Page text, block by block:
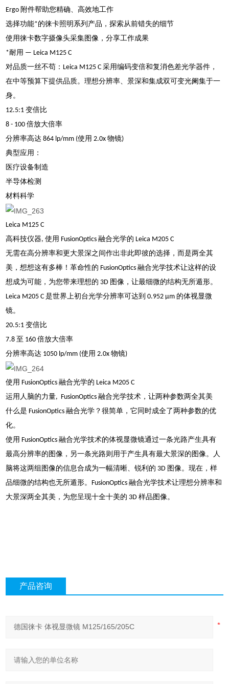
Ergo 附件帮助您精确、高效地工作
选择功能*的徕卡照明系列产品，探索从前错失的细节
使用徕卡数字摄像头采集图像，分享工作成果
*耐用 — Leica M125 C
对品质一丝不苟：Leica M125 C 采用编码变倍和复消色差光学器件，
在中等预算下提供品质。理想分辨率、景深和集成双可变光阑集于一
身。
12.5:1 变倍比
8 - 100 倍放大倍率
分辨率高达 864 lp/mm (使用 2.0x 物镜)
典型应用：
医疗设备制造
半导体检测
材料科学
Leica M125 C
高科技仪器, 使用 FusionOptics 融合光学的 Leica M205 C
无需在高分辨率和更大景深之间作出非此即彼的选择，而是两全其
美，想想这有多棒！革命性的 FusionOptics 融合光学技术让这样的设
想成为可能，为您带来理想的 3D 图像，让最细微的结构无所遁形。
Leica M205 C 是世界上初台光学分辨率可达到 0.952 µm 的体视显微
镜。
20.5:1 变倍比
7.8 至 160 倍放大倍率
分辨率高达 1050 lp/mm (使用 2.0x 物镜)
使用 FusionOptics 融合光学的 Leica M205 C
运用人脑的力量, FusionOptics 融合光学技术，让两种参数两全其美
什么是 FusionOptics 融合光学？很简单，它同时成全了两种参数的优
化。
使用 FusionOptics 融合光学技术的体视显微镜通过一条光路产生具有
最高分辨率的图像，另一条光路则用于产生具有最大景深的图像。人
脑将这两组图像的信息合成为一幅清晰、锐利的 3D 图像。现在，样
品细微的结构也无所遁形。FusionOptics 融合光学技术让理想分辨率和
大景深两全其美，为您呈现十全十美的 3D 样品图像。
产品咨询